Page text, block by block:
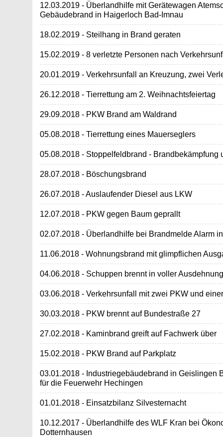
12.03.2019 - Überlandhilfe mit Gerätewagen
Gebäudebrand in Haigerloch Bad-Imnau
18.02.2019 - Steilhang in Brand geraten
15.02.2019 - 8 verletzte Personen nach
20.01.2019 - Verkehrsunfall an Kreuzung, zwei
26.12.2018 - Tierrettung am 2. Weihnachtsfeiertag
29.09.2018 - PKW Brand am Waldrand
05.08.2018 - Tierrettung eines Mauerseglers
05.08.2018 - Stoppelfeldbrand - Brandbekämpfung
28.07.2018 - Böschungsbrand
26.07.2018 - Auslaufender Diesel aus LKW
12.07.2018 - PKW gegen Baum geprallt
02.07.2018 - Überlandhilfe bei Brandmelde Alarm
11.06.2018 - Wohnungsbrand mit glimpflichen
04.06.2018 - Schuppen brennt in voller Ausdehnung
03.06.2018 - Verkehrsunfall mit zwei PKW und
30.03.2018 - PKW brennt auf Bundestraße 27
27.02.2018 - Kaminbrand greift auf Fachwerk über
15.02.2018 - PKW Brand auf Parkplatz
03.01.2018 - Industriegebäudebrand in Geislingen
für die Feuerwehr Hechingen
01.01.2018 - Einsatzbilanz Silvesternacht
10.12.2017 - Überlandhilfe des WLF Kran bei
Dotternhausen